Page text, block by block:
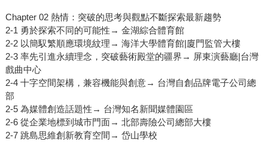
Chapter 02 熱情：突破的思考與觀點不斷探索最新趨勢
2-1 勇於探索不同的可能性→ 金湖綜合體育館
2-2 以簡馭繁順應環境紋理→ 海洋大學體育館|廈門監管大樓
2-3 率先引進永續理念，突破藝術殿堂的疆界→ 屏東演藝廳|台灣
戲曲中心
2-4 十字空間架構，兼容機能與創意→ 台灣自創品牌電子公司總
部
2-5 為媒體創造話題性→ 台灣知名新聞媒體園區
2-6 從企業地標到城市門面→ 北部壽險公司總部大樓
2-7 跳島思維創新教育空間→ 岱山學校